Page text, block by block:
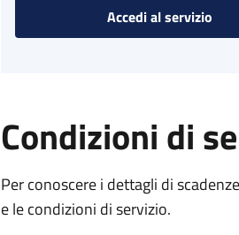
Accedi al servizio
Condizioni di
Per conoscere i dettagli di
e le condizioni di servizio.